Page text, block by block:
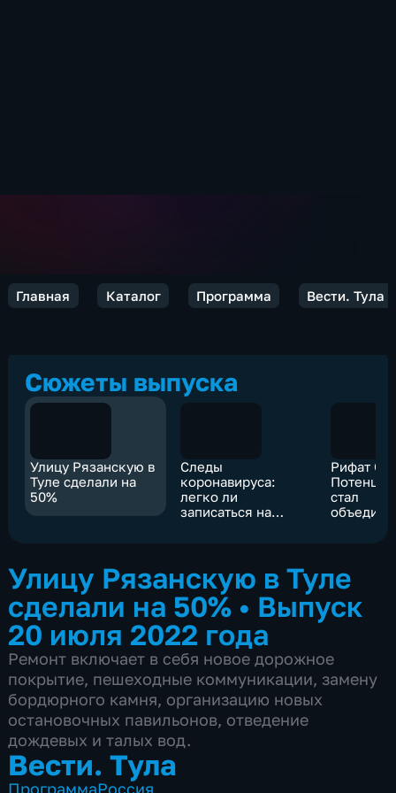
Главная Каталог Программа Вести. Тула
Сюжеты выпуска
Улицу Рязанскую в
Туле сделали на
50%
Следы
коронавируса:
легко ли
записаться на
Рифат
стал
Улицу Рязанскую в Туле
сделали на 50% • Выпуск
20 июля 2022 года
Ремонт включает в себя новое дорожное
покрытие, пешеходные коммуникации, замену
бордюрного камня, организацию новых
остановочных павильонов, отведение
дождевых и талых вод.
Вести. Тула
ПрограммаРоссия